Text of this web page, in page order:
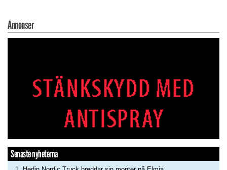
Annonser
Senaste nyheterna